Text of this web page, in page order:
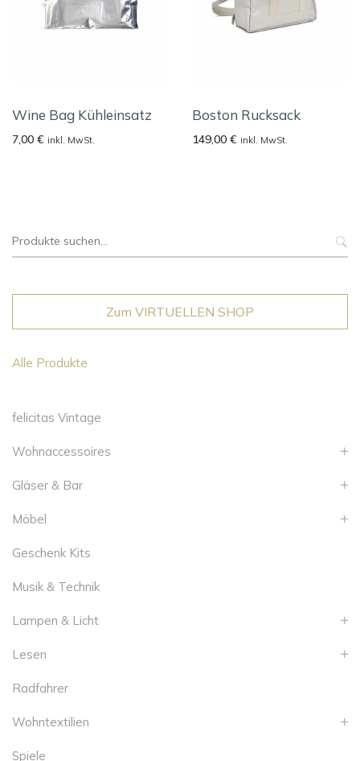
Wine Bag Kühleinsatz
7,00 € inkl. MwSt.
Boston Rucksack
149,00 € inkl. MwSt.
Suche
Zum VIRTUELLEN SHOP
Alle Produkte
felicitas Vintage
Wohnaccessoires
Gläser & Bar
Möbel
Geschenk Kits
Musik & Technik
Lampen & Licht
Lesen
Radfahrer
Wohntextilien
Spiele